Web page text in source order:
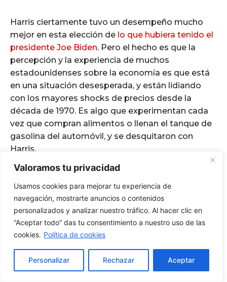
Valoramos tu privacidad
Usamos cookies para mejorar tu experiencia de
navegación, mostrarte anuncios o contenidos
personalizados y analizar nuestro tráfico. Al hacer clic en
“Aceptar todo” das tu consentimiento a nuestro uso de las
cookies. Política de cookies
Personalizar Rechazar Aceptar